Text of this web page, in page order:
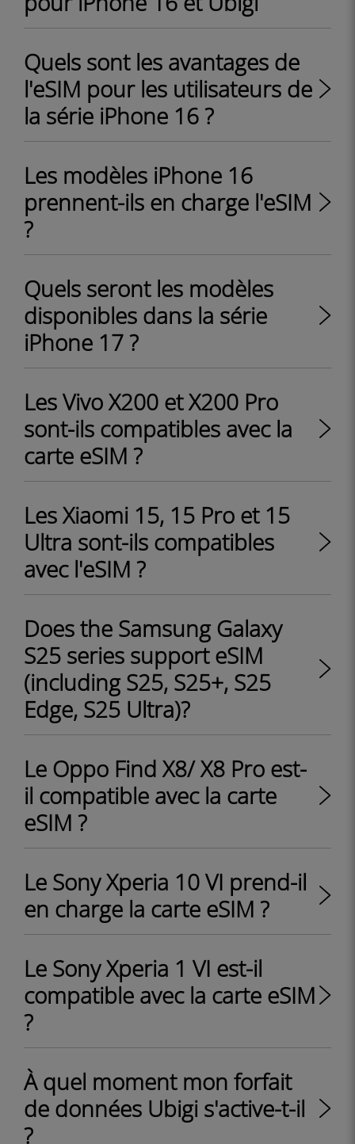
Quels sont les avantages de
l'eSIM pour les utilisateurs de
la série iPhone 16 ?
Les modèles iPhone 16
prennent-ils en charge l'eSIM
?
Quels seront les modèles
disponibles dans la série
iPhone 17 ?
Les Vivo X200 et X200 Pro
sont-ils compatibles avec la
carte eSIM ?
Les Xiaomi 15, 15 Pro et 15
Ultra sont-ils compatibles
avec l'eSIM ?
Does the Samsung Galaxy
S25 series support eSIM
(including S25, S25+, S25
Edge, S25 Ultra)?
Le Oppo Find X8/ X8 Pro est-
il compatible avec la carte
eSIM ?
Le Sony Xperia 10 VI prend-il
en charge la carte eSIM ?
Le Sony Xperia 1 VI est-il
compatible avec la carte eSIM
?
À quel moment mon forfait
de données Ubigi s'active-t-il
?